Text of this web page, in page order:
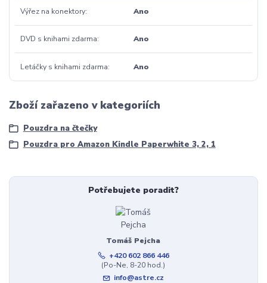
Výřez na konektory Ano
DVD s knihami zdarma Ano
Letáčky s knihami zdarma Ano
Zboží zařazeno v kategoriích
Pouzdra na čtečky
Pouzdra pro Amazon Kindle Paperwhite 3, 2, 1
Potřebujete poradit?
Tomáš Pejcha
+420 602 866 446
(Po-Ne, 8-20 hod.)
info@astre.cz